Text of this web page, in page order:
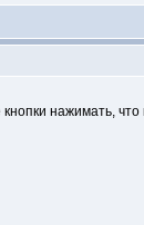
нажимать,